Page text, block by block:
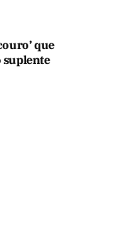
que
suplente